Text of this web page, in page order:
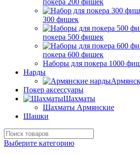
покера 200 фишек
300 фишек
покера 500 фишек
покера 600 фишек
Наборы для покера 1000
Нарды
Покер аксессуары
Шахматы
Шахматы Армянские
Шашки
Выберите категорию